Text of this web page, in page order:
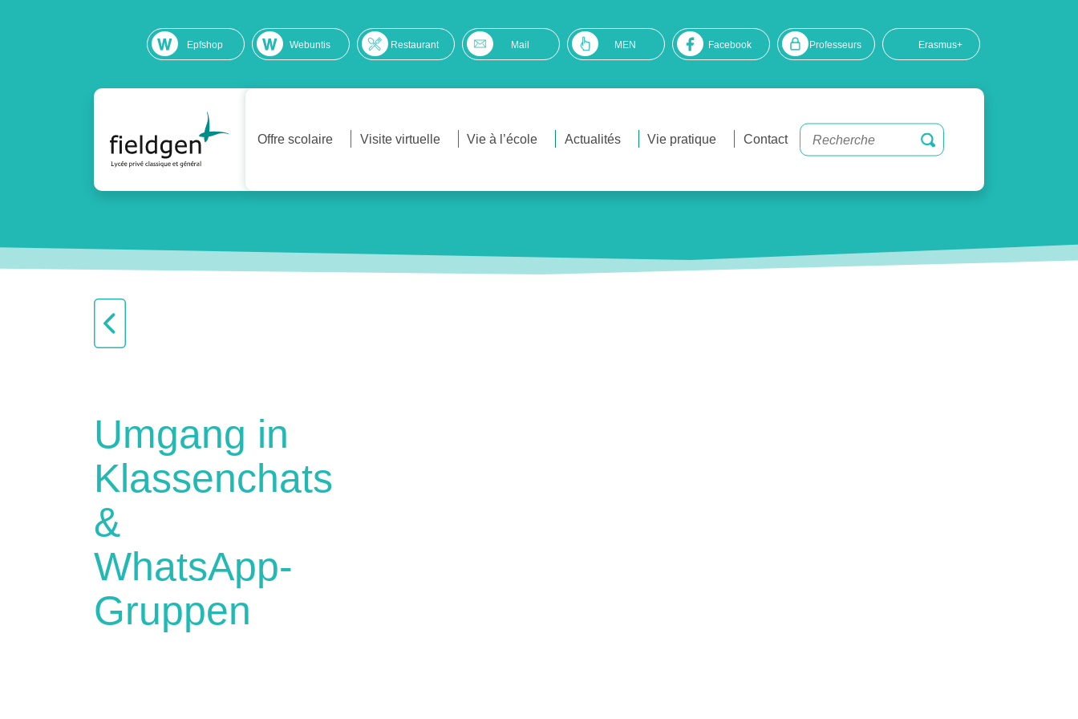
Epfshop Webuntis Restaurant Mail MEN Facebook Professeurs Erasmus+
Offre scolaire Visite virtuelle Vie à l’école Actualités Vie pratique Contact
Umgang in
Klassenchats
&
WhatsApp-
Gruppen